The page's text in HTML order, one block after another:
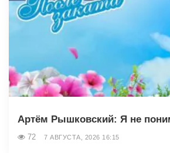
Артём Рышковский: Я не
72 7 АВГУСТА, 2026 16:15